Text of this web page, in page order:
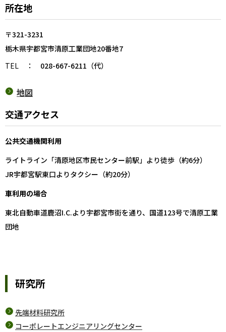
所在地
〒321-3231
栃木県宇都宮市清原工業団地20番地7
TEL
： 028-667-6211（代）
地図
交通アクセス
公共交通機関利用
ライトライン「清原地区市民センター前駅」より徒歩（約6分）
JR宇都宮駅東口よりタクシー（約20分）
車利用の場合
東北自動車道鹿沼I.C.より宇都宮市街を通り、国道123号で清原工業
団地
研究所
先端材料研究所
コーポレートエンジニアリングセンター